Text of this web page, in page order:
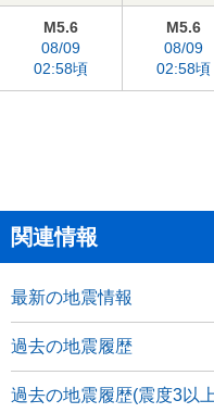
M5.6
08/09
02:58頃
M5.6
08/09
02:58頃
関連情報
最新の地震情報
過去の地震履歴
過去の地震履歴(震度3以